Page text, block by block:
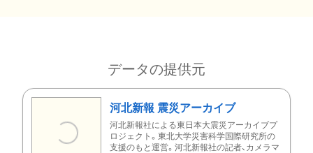
データの提供元
河北新報 震災アーカイブ
河北新報社による東日本大震災アーカイブプ
ロジェクト。東北大学災害科学国際研究所の
支援のもと運営。河北新報社の記者、カメラマ